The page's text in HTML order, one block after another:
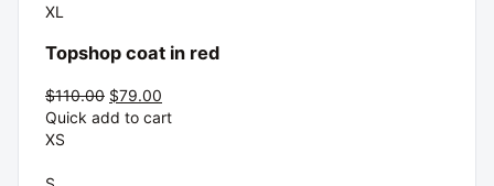
XL
Topshop coat in red
$110.00 $79.00
Quick add to cart
XS